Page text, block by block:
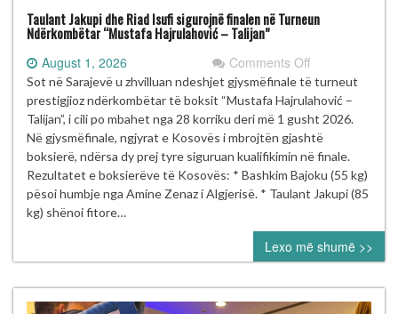
Taulant Jakupi dhe Riad Isufi sigurojnë finalen në Turneun
Ndërkombëtar “Mustafa Hajrulahović – Talijan”
August 1, 2026 Comments Offon
Taulant
Jakupi
dhe
Riad
Isufi
sigurojnë
finalen
Turneun
Ndërkombëtar
“Mustafa
Hajrulahović
–
Sot në Sarajevë u zhvilluan ndeshjet gjysmëfinale të turneut
prestigjioz ndërkombëtar të boksit “Mustafa Hajrulahović –
Talijan”, i cili po mbahet nga 28 korriku deri më 1 gusht 2026.
Në gjysmëfinale, ngjyrat e Kosovës i mbrojtën gjashtë
boksierë, ndërsa dy prej tyre siguruan kualifikimin në finale.
Rezultatet e boksierëve të Kosovës: * Bashkim Bajoku (55 kg)
pësoi humbje nga Amine Zenaz i Algjerisë. * Taulant Jakupi (85
kg) shënoi fitore…
Lexo më shumë >>